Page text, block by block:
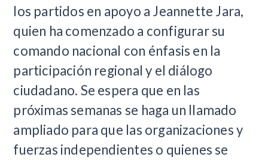
los partidos en apoyo a Jeannette Jara,
quien ha comenzado a configurar su
comando nacional con énfasis en la
participación regional y el diálogo
ciudadano. Se espera que en las
próximas semanas se haga un llamado
ampliado para que las organizaciones y
fuerzas independientes o quienes se